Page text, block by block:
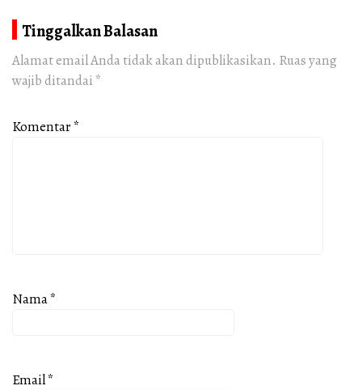
Tinggalkan Balasan
Alamat email Anda tidak akan dipublikasikan. Ruas yang
wajib ditandai *
Komentar*
Nama*
Email*